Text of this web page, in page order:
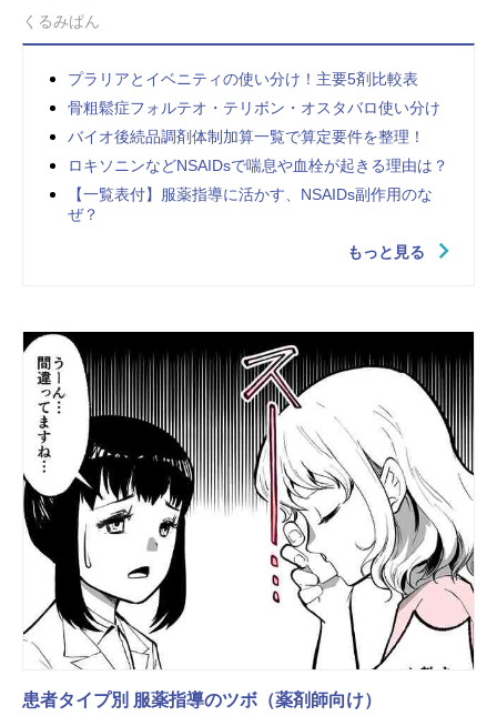
くるみぱん
プラリアとイベニティの使い分け！主要5剤比較表
骨粗鬆症フォルテオ・テリボン・オスタバロ使い分け
バイオ後続品調剤体制加算一覧で算定要件を整理！
ロキソニンなどNSAIDsで喘息や血栓が起きる理由は？
【一覧表付】服薬指導に活かす、NSAIDs副作用のな
ぜ？
もっと見る
患者タイプ別 服薬指導のツボ（薬剤師向け）